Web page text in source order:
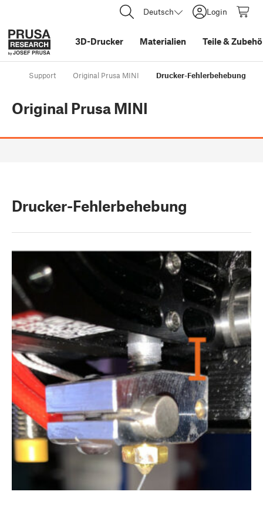
Deutsch Login
3D-Drucker Materialien Teile&
Support Original Prusa MINI Drucker-Fehlerbehebung
Original Prusa MINI
Drucker-Fehlerbehebung